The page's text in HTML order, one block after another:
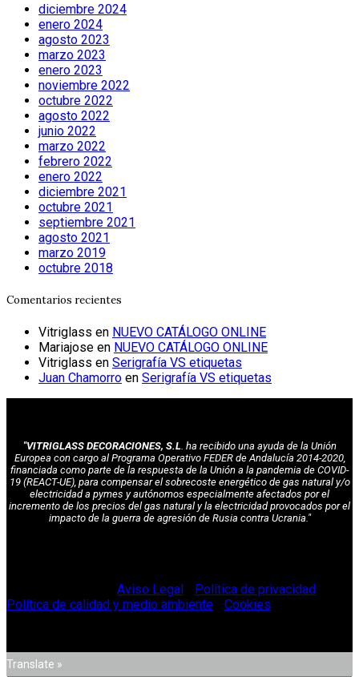
diciembre 2024
enero 2024
agosto 2023
marzo 2023
enero 2023
noviembre 2022
octubre 2022
agosto 2022
junio 2022
marzo 2022
febrero 2022
enero 2022
diciembre 2021
octubre 2021
septiembre 2021
agosto 2021
marzo 2019
octubre 2018
Comentarios recientes
Vitriglass en NUEVO CATÁLOGO ONLINE
Mariajose en NUEVO CATÁLOGO ONLINE
Vitriglass en Serigrafía VS etiquetas
Juan Chamorro en Serigrafía VS etiquetas
"VITRIGLASS DECORACIONES, S.L. ha recibido una ayuda de la Unión
Europea con cargo al Programa Operativo FEDER de Andalucía 2014-2020,
financiada como parte de la respuesta de la Unión a la pandemia de COVID-
19 (REACT-UE), para compensar el sobrecoste energético de gas natural y/o
electricidad a pymes y autónomos especialmente afectados por el
incremento de los precios del gas natural y la electricidad provocados por el
impacto de la guerra de agresión de Rusia contra Ucrania."
Aviso Legal Política de privacidad
Política de calidad y medio ambiente
Cookies
Translate »